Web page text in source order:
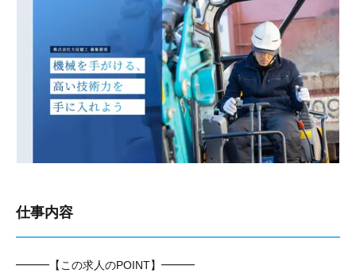
仕事内容
━━━【この求人のPOINT】━━━